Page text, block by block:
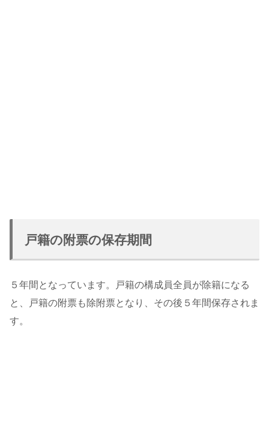
戸籍の附票の保存期間
５年間となっています。戸籍の構成員全員が除籍になる
と、戸籍の附票も除附票となり、その後５年間保存されま
す。